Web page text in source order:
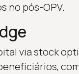
no pós-OPV.
via stock